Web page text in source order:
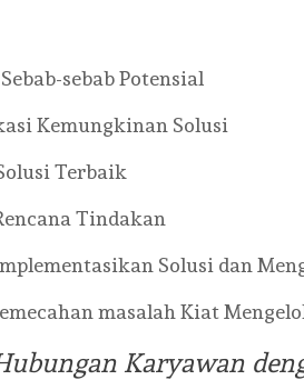
sebab Potensial
Kemungkinan Solusi
Terbaik
Tindakan
Solusi dan
masalah Kiat
Karyawan